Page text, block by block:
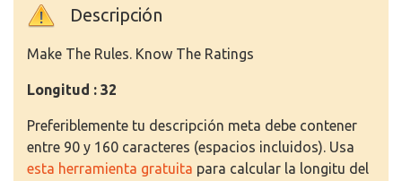
Descripción
Make The Rules. Know The Ratings
Longitud : 32
Preferiblemente tu descripción meta debe contener
entre 90 y 160 caracteres (espacios incluidos). Usa
esta herramienta gratuita para calcular la longitu del